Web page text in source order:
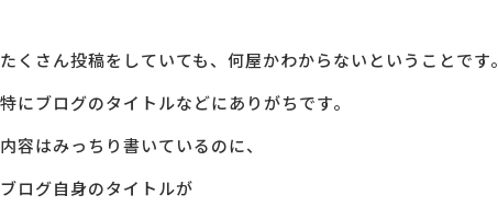
たくさん投稿をしていても、何屋かわからないということです。
特にブログのタイトルなどにありがちです。
内容はみっちり書いているのに、
ブログ自身のタイトルが